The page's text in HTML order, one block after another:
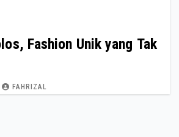
Fashion Unik yang Tak
FAHRIZAL